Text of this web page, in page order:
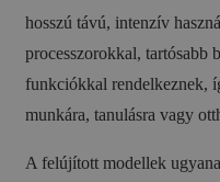
hosszú távú, intenzív
processzorokkal, tartósabb
funkciókkal rendelkeznek,
munkára, tanulásra vagy
A felújított modellek